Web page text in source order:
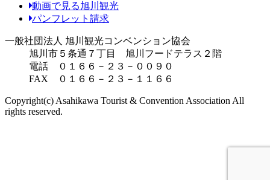
動画で見る旭川観光
パンフレット請求
一般社団法人 旭川観光コンベンション協会
旭川市５条通７丁目 旭川フードテラス２階
電話 ０１６６－２３－００９０
FAX ０１６６－２３－１１６６
Copyright(c) Asahikawa Tourist & Convention Association All
rights reserved.